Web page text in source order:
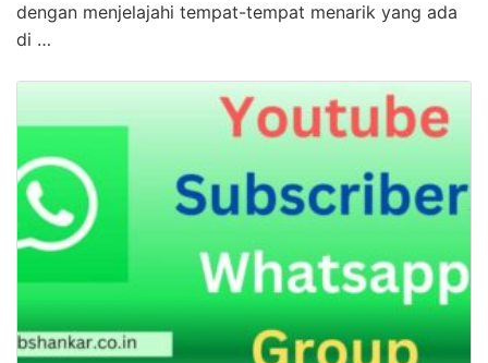
dengan menjelajahi tempat-tempat menarik yang ada
di …